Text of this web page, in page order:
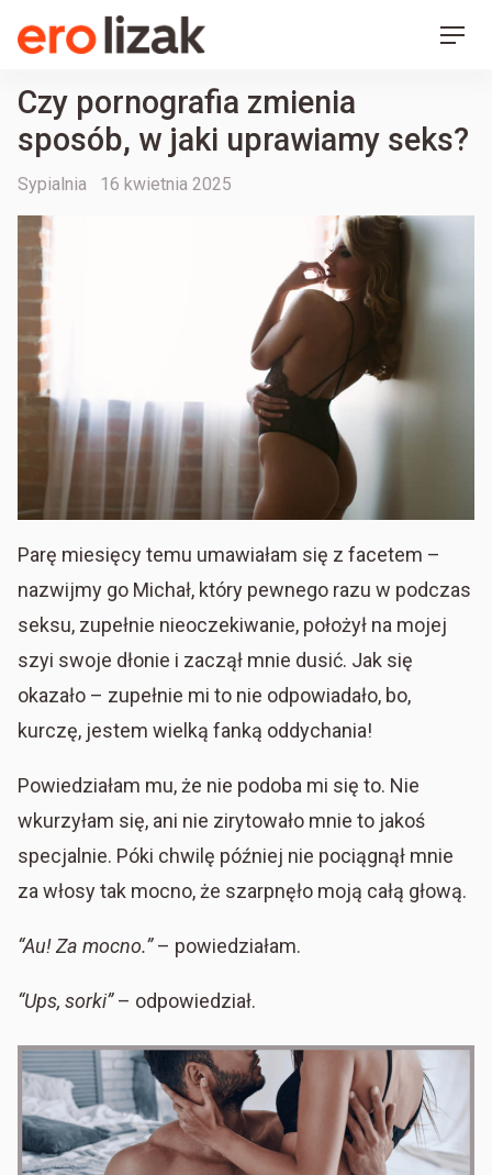
SkipEro Lizak
Czy pornografia zmienia
sposób, w jaki uprawiamy seks?
Categories
Sypialnia
Posted
16 kwietnia 2025
Parę miesięcy temu umawiałam się z facetem –
nazwijmy go Michał, który pewnego razu w podczas
seksu, zupełnie nieoczekiwanie, położył na mojej
szyi swoje dłonie i zaczął mnie dusić. Jak się
okazało – zupełnie mi to nie odpowiadało, bo,
kurczę, jestem wielką fanką oddychania!
Powiedziałam mu, że nie podoba mi się to. Nie
wkurzyłam się, ani nie zirytowało mnie to jakoś
specjalnie. Póki chwilę później nie pociągnął mnie
za włosy tak mocno, że szarpnęło moją całą głową.
“Au! Za mocno.”– powiedziałam.
“Ups, sorki”– odpowiedział.